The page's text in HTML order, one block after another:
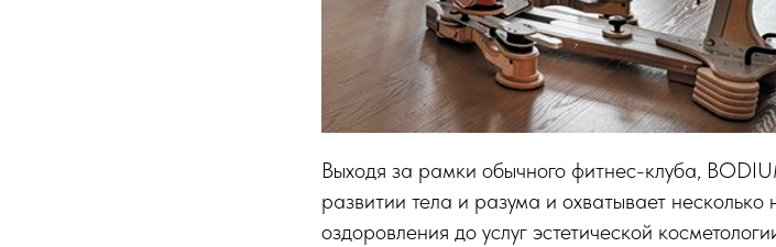
Выходя за рамки обычного фитнес-клуба,
развитии тела и разума и охватывает
оздоровления до услуг эстетической